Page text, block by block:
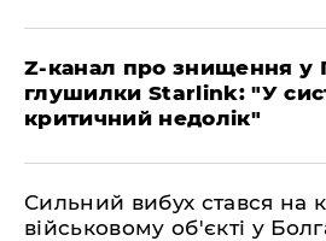
Z-канал про знищення у
глушилки Starlink: "У
критичний недолік"
Сильний вибух стався на
військовому об'єкті у